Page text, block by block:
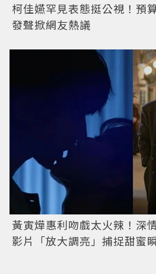
柯佳嬿罕見表態挺公視！預
發聲掀網友熱議
黃寅燁惠利吻戲太火辣！深
影片「放大調亮」捕捉甜蜜